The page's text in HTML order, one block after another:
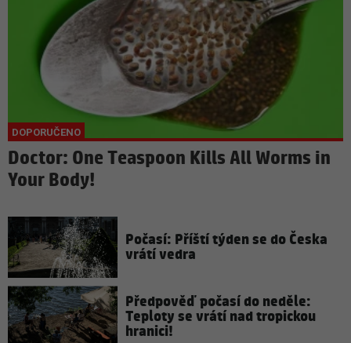
Doctor: One Teaspoon Kills All Worms in
Your Body!
Počasí: Příští týden se do Česka
vrátí vedra
Předpověď počasí do neděle:
Teploty se vrátí nad tropickou
hranici!